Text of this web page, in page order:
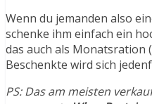
Wenn du jemanden also
schenke ihm einfach ein
das auch als Monatsration
Beschenkte wird sich
PS: Das am meisten